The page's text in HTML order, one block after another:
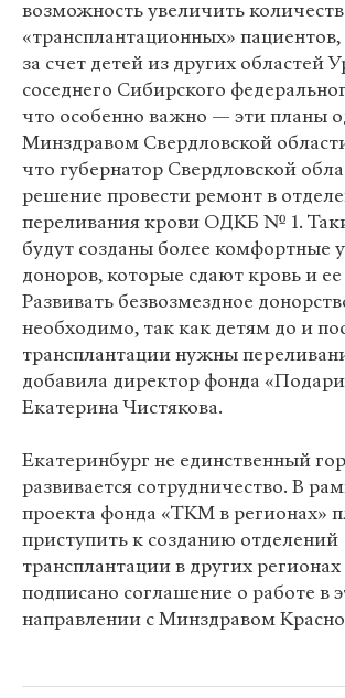
возможность увеличить
«трансплантационных»
за счет детей из других областей
соседнего Сибирского
что особенно важно — эти планы
Минздравом Свердловской
что губернатор Свердловской
решение провести ремонт в
переливания крови ОДКБ № 1.
будут созданы более комфортные
доноров, которые сдают кровь и
Развивать безвозмездное
необходимо, так как детям до и
трансплантации нужны
добавила директор фонда
Екатерина Чистякова.
Екатеринбург не единственный
развивается сотрудничество. В
проекта фонда «ТКМ в регионах»
приступить к созданию отделений
трансплантации в других
подписано соглашение о работе в
направлении с Минздравом